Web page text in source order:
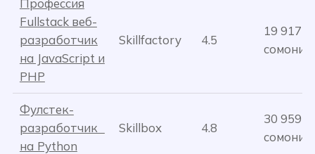
Профессия
Fullstack веб-
разработчик
на JavaScript и
PHP
Skillfactory 4.5
19 917
сомони
Фулстек-
разработчик
на Python
Skillbox 4.8
30 959
сомони